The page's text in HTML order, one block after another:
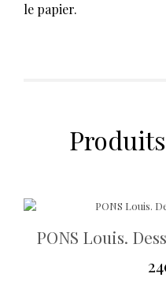
le papier.
PONS Louis.